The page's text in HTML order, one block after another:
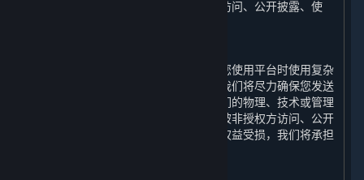
施来防止您的个人信息遭到未经授权的访问、公开披露、使
互联网并非绝对安全的环境，我们建议您使用平台时使用复杂
密码，并妥善保护您的个人信息安全。我们将尽力确保您发送
给我们的任何信息的安全性。如果因我们的物理、技术或管理
防护设施遭到破坏，导致您的个人信息被非授权方访问、公开
披露、篡改、或毁坏，进而使您的合法权益受损，我们将承担